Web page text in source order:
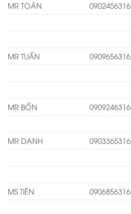
MR TOÀN 0902456316
MR TUẤN
0909656316
MR BỐN
0909246316
MR DANH
0903365316
MS TIÊN
0906856316